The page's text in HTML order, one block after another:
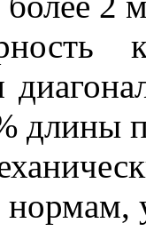
длины
нормам,